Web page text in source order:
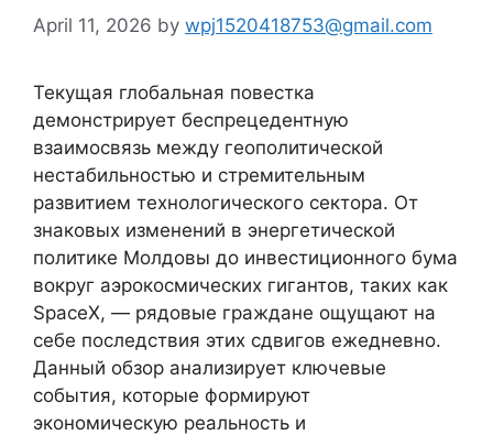
April 11, 2026 by wpj1520418753@gmail.com
Текущая глобальная повестка
демонстрирует беспрецедентную
взаимосвязь между геополитической
нестабильностью и стремительным
развитием технологического сектора. От
знаковых изменений в энергетической
политике Молдовы до инвестиционного бума
вокруг аэрокосмических гигантов, таких как
SpaceX, — рядовые граждане ощущают на
себе последствия этих сдвигов ежедневно.
Данный обзор анализирует ключевые
события, которые формируют
экономическую реальность и